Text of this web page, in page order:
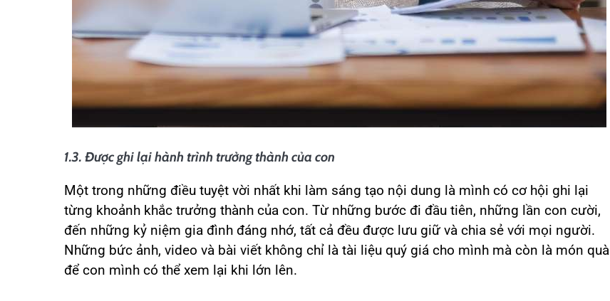
1.3. Được ghi lại hành trình trưởng thành của con
Một trong những điều tuyệt vời nhất khi làm sáng tạo nội dung là mình có cơ hội ghi lại
từng khoảnh khắc trưởng thành của con. Từ những bước đi đầu tiên, những lần con cười,
đến những kỷ niệm gia đình đáng nhớ, tất cả đều được lưu giữ và chia sẻ với mọi người.
Những bức ảnh, video và bài viết không chỉ là tài liệu quý giá cho mình mà còn là món quà
để con mình có thể xem lại khi lớn lên.